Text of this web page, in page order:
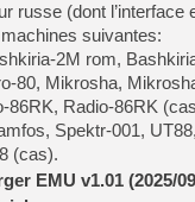
russe (dont l’interface
suivantes:
2M rom,
80, Mikrosha,
86RK, Radio-86RK
Spektr-001,
(cas).
EMU v1.01 (2025/